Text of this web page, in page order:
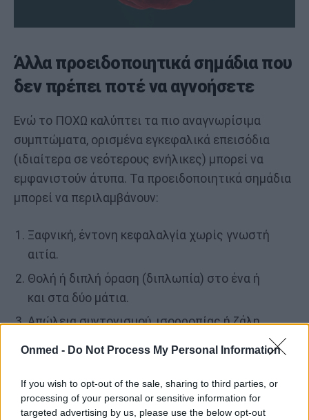
Onmed - Do Not Process My Personal Information
If you wish to opt-out of the sale, sharing to third parties, or
processing of your personal or sensitive information for
targeted advertising by us, please use the below opt-out
Άλλα προειδοποιητικά σημάδια που
δεν πρέπει ποτέ να αγνοήσετε
Ενώ το ΠΟΧΩ καλύπτει τα πιο αναγνωρίσιμα
συμπτώματα, ορισμένα εγκεφαλικά επεισόδια
(ιδιαίτερα σε νεότερους ενήλικες) μπορεί να
εμφανιστούν άτυπα. Τα προειδοποιητικά σημάδια
μπορεί να περιλαμβάνουν:
Ξαφνική, έντονη κεφαλαλγία χωρίς γνωστή
αιτία.
Θολή ή διπλή όραση (διπλωπία) στο ένα ή
και στα δύο μάτια.
Απώλεια συντονισμού, ισορροπίας ή ζάλη.
Ξαφνικό μούδιασμα στην μία πλευρά του
Σύγχυση ή δυσκολία στην κατανόηση της
ομιλίας.